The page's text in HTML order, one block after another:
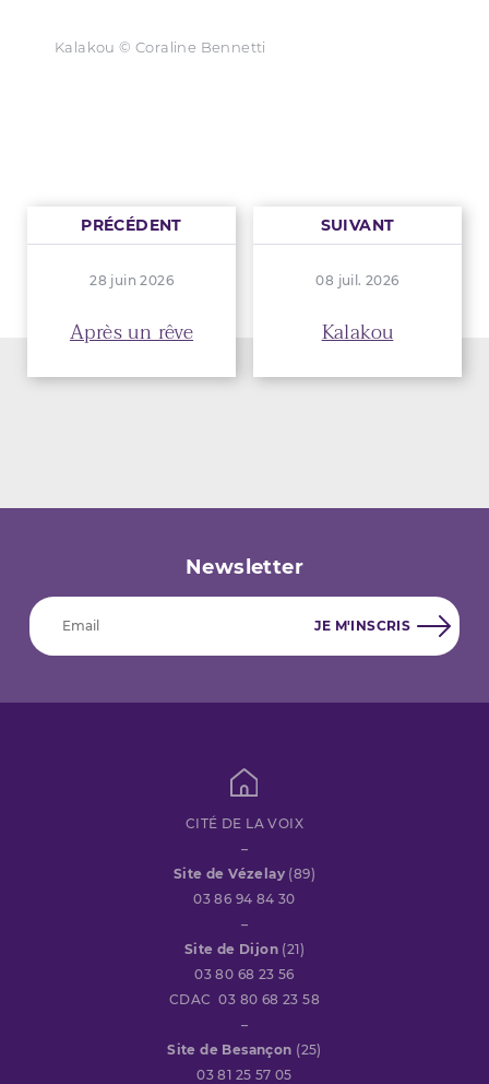
Kalakou © Coraline Bennetti
PRÉCÉDENT
28 juin 2026
Après un rêve
SUIVANT
08 juil. 2026
Kalakou
Newsletter
CITÉ DE LA VOIX
–
Site de Vézelay (89)
03 86 94 84 30
–
Site de Dijon (21)
03 80 68 23 56
CDAC 03 80 68 23 58
–
Site de Besançon (25)
03 81 25 57 05